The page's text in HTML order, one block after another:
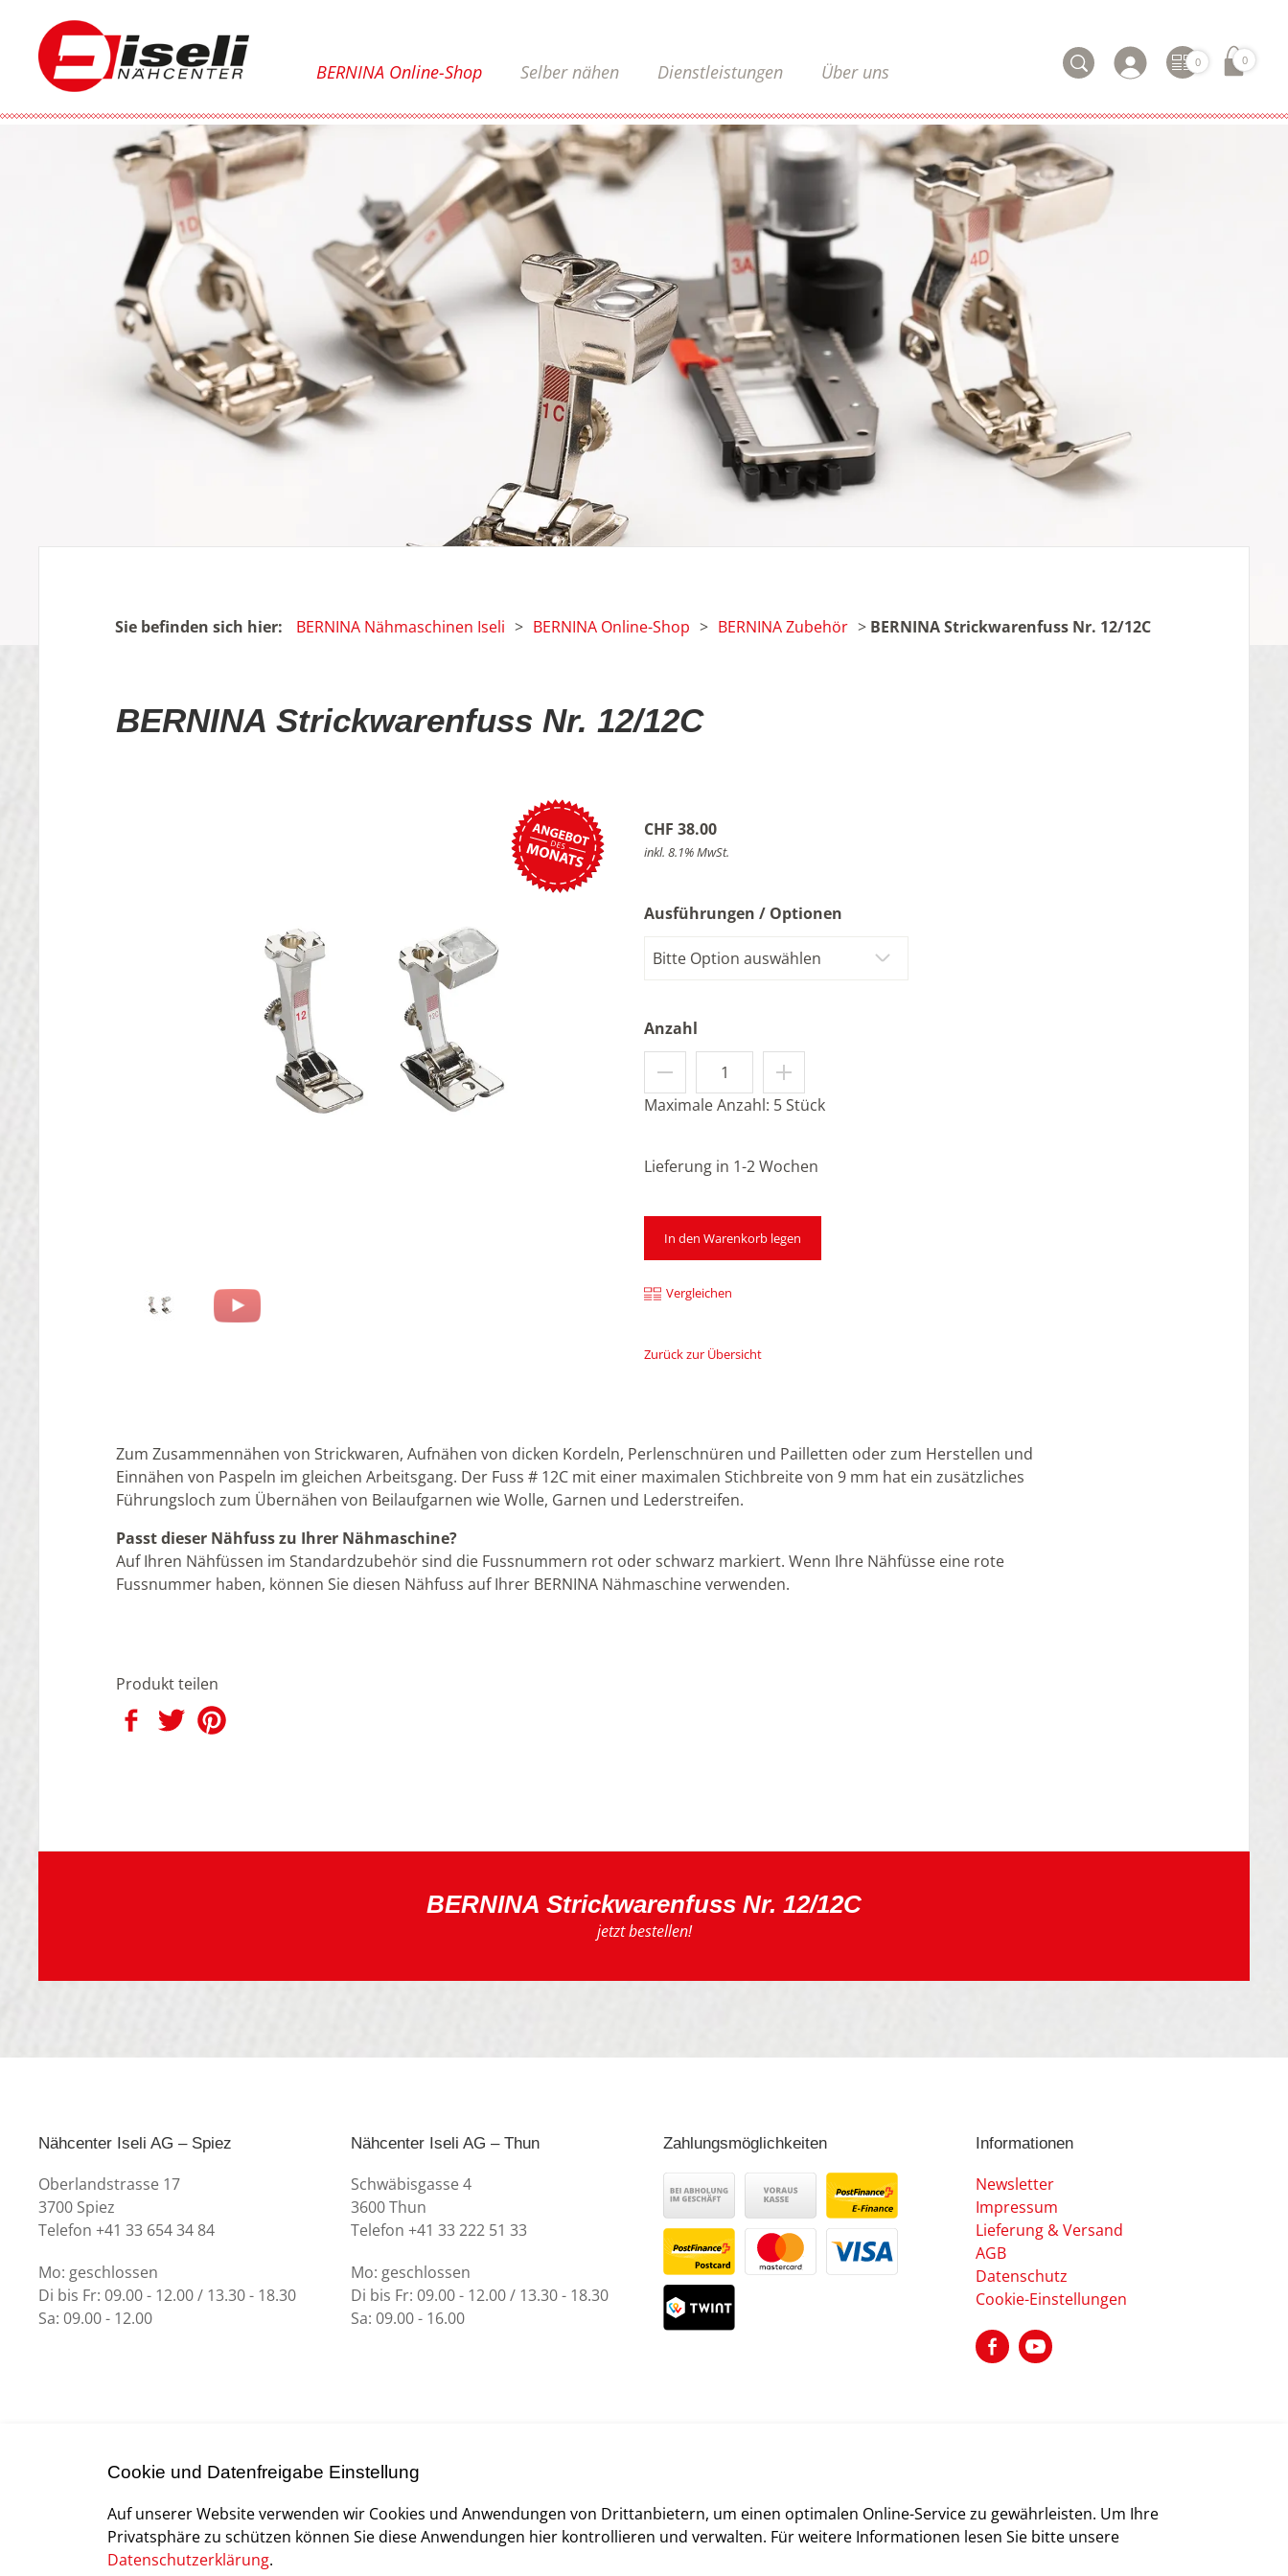
BERNINA Online-Shop Selber nähen Dienstleistungen Über uns 0 0
Sie befinden sich hier: BERNINA Nähmaschinen Iseli > BERNINA Online-Shop > BERNINA Zubehör > BERNINA Strickwarenfuss Nr. 12/12C
BERNINA Strickwarenfuss Nr. 12/12C
Mit dem Laden des Videos akzeptieren Sie die
Datenschutzerklärung von YouTube.
Mehr erfahren
YouTube immer entsperren
CHF 38.00
inkl. 8.1% MwSt.
Ausführungen / Optionen
Bitte Option auswählen
Anzahl
Maximale Anzahl: 5 Stück
Lieferung in 1-2 Wochen
In den Warenkorb legen
Vergleichen
Zurück zur Übersicht
Zum Zusammennähen von Strickwaren, Aufnähen von dicken Kordeln, Perlenschnüren und Pailletten oder zum Herstellen und
Einnähen von Paspeln im gleichen Arbeitsgang. Der Fuss # 12C mit einer maximalen Stichbreite von 9 mm hat ein zusätzliches
Führungsloch zum Übernähen von Beilaufgarnen wie Wolle, Garnen und Lederstreifen.
Passt dieser Nähfuss zu Ihrer Nähmaschine?
Auf Ihren Nähfüssen im Standardzubehör sind die Fussnummern rot oder schwarz markiert. Wenn Ihre Nähfüsse eine rote
Fussnummer haben, können Sie diesen Nähfuss auf Ihrer BERNINA Nähmaschine verwenden.
Produkt teilen
BERNINA Strickwarenfuss Nr. 12/12C
jetzt bestellen!
Nähcenter Iseli AG – Spiez
Oberlandstrasse 17
3700 Spiez
Telefon +41 33 654 34 84
Mo: geschlossen
Di bis Fr: 09.00 - 12.00 / 13.30 - 18.30
Sa: 09.00 - 12.00
Nähcenter Iseli AG – Thun
Schwäbisgasse 4
3600 Thun
Telefon +41 33 222 51 33
Mo: geschlossen
Di bis Fr: 09.00 - 12.00 / 13.30 - 18.30
Sa: 09.00 - 16.00
Zahlungsmöglichkeiten Informationen
Newsletter
Impressum
Lieferung & Versand
AGB
Datenschutz
Cookie-Einstellungen
Cookie und Datenfreigabe Einstellung
Auf unserer Website verwenden wir Cookies und Anwendungen von Drittanbietern, um einen optimalen Online-Service zu gewährleisten. Um Ihre
Privatsphäre zu schützen können Sie diese Anwendungen hier kontrollieren und verwalten. Für weitere Informationen lesen Sie bitte unsere
Datenschutzerklärung.